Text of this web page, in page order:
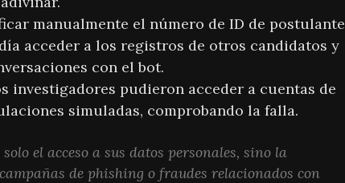
manualmente el número de ID de postulante
acceder a los registros de otros candidatos y
con el bot.
investigadores pudieron acceder a cuentas de
simuladas, comprobando la falla.
el acceso a sus datos personales, sino la
de phishing o fraudes relacionados con